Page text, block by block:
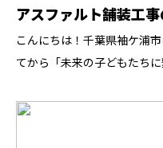
アスファルト舗装工
こんにちは！千葉県袖ケ浦
てから「未来の子どもたち